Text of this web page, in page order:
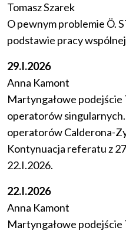
Tomasz Szarek
O pewnym problemie Ö.
podstawie pracy wspólnej
29.I.2026
Anna Kamont
Martyngałowe podejście
operatorów
operatorów Calderona-
Kontynuacja referatu z
22.I.2026.
22.I.2026
Anna Kamont
Martyngałowe podejście